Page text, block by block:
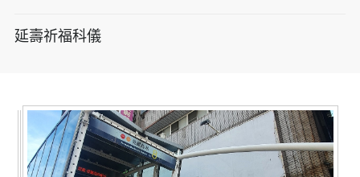
延壽祈福科儀